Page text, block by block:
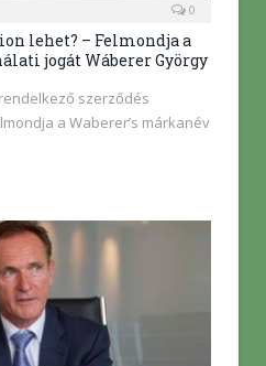
0
lehet? – Felmondja a
jogát Wáberer György
szerződés
a Waberer’s márkanév